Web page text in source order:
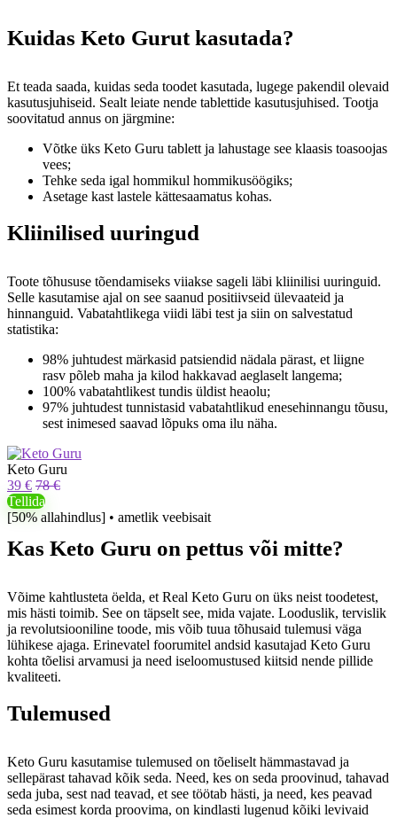
Kuidas Keto Gurut kasutada?
Et teada saada, kuidas seda toodet kasutada, lugege pakendil olevaid
kasutusjuhiseid. Sealt leiate nende tablettide kasutusjuhised. Tootja
soovitatud annus on järgmine:
Võtke üks Keto Guru tablett ja lahustage see klaasis toasoojas
vees;
Tehke seda igal hommikul hommikusöögiks;
Asetage kast lastele kättesaamatus kohas.
Kliinilised uuringud
Toote tõhususe tõendamiseks viiakse sageli läbi kliinilisi uuringuid.
Selle kasutamise ajal on see saanud positiivseid ülevaateid ja
hinnanguid. Vabatahtlikega viidi läbi test ja siin on salvestatud
statistika:
98% juhtudest märkasid patsiendid nädala pärast, et liigne
rasv põleb maha ja kilod hakkavad aeglaselt langema;
100% vabatahtlikest tundis üldist heaolu;
97% juhtudest tunnistasid vabatahtlikud enesehinnangu tõusu,
sest inimesed saavad lõpuks oma ilu näha.
Keto Guru
39 € 78 €
Tellida
[50% allahindlus] • ametlik veebisait
Kas Keto Guru on pettus või mitte?
Võime kahtlusteta öelda, et Real Keto Guru on üks neist toodetest,
mis hästi toimib. See on täpselt see, mida vajate. Looduslik, tervislik
ja revolutsiooniline toode, mis võib tuua tõhusaid tulemusi väga
lühikese ajaga. Erinevatel foorumitel andsid kasutajad Keto Guru
kohta tõelisi arvamusi ja need iseloomustused kiitsid nende pillide
kvaliteeti.
Tulemused
Keto Guru kasutamise tulemused on tõeliselt hämmastavad ja
sellepärast tahavad kõik seda. Need, kes on seda proovinud, tahavad
seda juba, sest nad teavad, et see töötab hästi, ja need, kes peavad
seda esimest korda proovima, on kindlasti lugenud kõiki levivaid